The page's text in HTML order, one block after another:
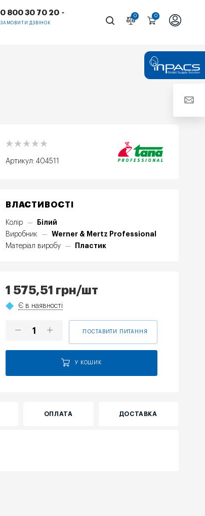
0 0
0 800 30 70 20
ЗАМОВИТИ ДЗВІНОК
Артикул: 404511
ВЛАСТИВОСТІ
Колір —
Білий
Виробник
—
Werner & Mertz Professional
Матеріал виробу
— Пластик
1 575,51 грн/шт
Є в наявності
ПОСТАВИТИ ПИТАННЯ
У КОШИК
ОПЛАТА ДОСТАВКА